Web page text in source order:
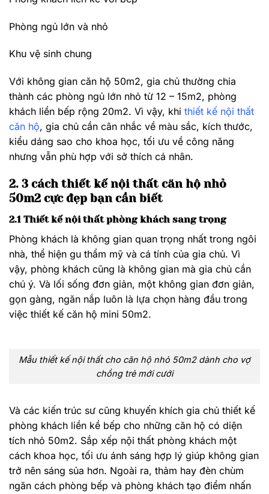
Phòng ngủ lớn và nhỏ
Khu vệ sinh chung
Với không gian căn hộ 50m2, gia chủ thường chia
thành các phòng ngủ lớn nhỏ từ 12 – 15m2, phòng
khách liền bếp rộng 20m2. Vì vậy, khi thiết kế nội thất
căn hộ, gia chủ cần cân nhắc về màu sắc, kích thước,
kiểu dáng sao cho khoa học, tối ưu về công năng
nhưng vẫn phù hợp với sở thích cá nhân.
2. 3 cách thiết kế nội thất căn hộ nhỏ
50m2 cực đẹp bạn cần biết
2.1 Thiết kế nội thất phòng khách sang trọng
Phòng khách là không gian quan trọng nhất trong ngôi
nhà, thể hiện gu thẩm mỹ và cá tính của gia chủ. Vì
vậy, phòng khách cũng là không gian mà gia chủ cần
chú ý. Và lối sống đơn giản, một không gian đơn giản,
gọn gàng, ngăn nắp luôn là lựa chọn hàng đầu trong
việc thiết kế căn hộ mini 50m2.
Mẫu thiết kế nội thất cho căn hộ nhỏ 50m2 dành cho vợ
chồng trẻ mới cưới
Và các kiến trúc sư cũng khuyến khích gia chủ thiết kế
phòng khách liền kề bếp cho những căn hộ có diện
tích nhỏ 50m2. Sắp xếp nội thất phòng khách một
cách khoa học, tối ưu ánh sáng hợp lý giúp không gian
trở nên sáng sủa hơn. Ngoài ra, thảm hay đèn chùm
ngăn cách phòng bếp và phòng khách tạo điểm nhấn